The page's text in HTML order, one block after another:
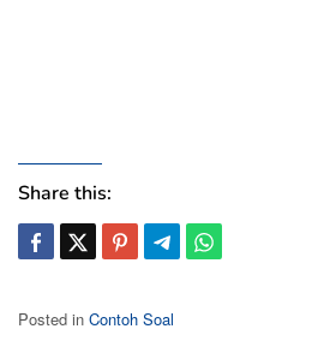
Share this:
Posted in Contoh Soal